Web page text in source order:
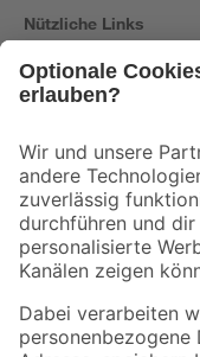
Nützliche Links
Der toom Newsletter: Keine
Zur Newsletter
Folge uns